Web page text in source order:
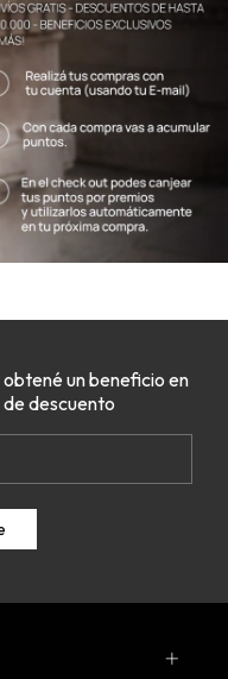
un beneficio en
de descuento